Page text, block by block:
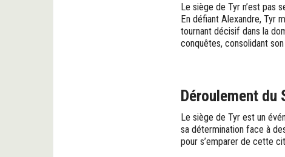
Le siège de Tyr n’est pas
En défiant Alexandre, Tyr
tournant décisif dans la
conquêtes, consolidant
Déroulement du
Le siège de Tyr est un
sa détermination face à
pour s’emparer de cette